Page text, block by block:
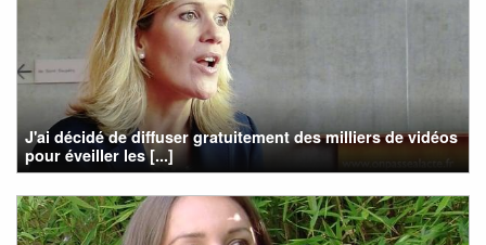
J'ai décidé de diffuser gratuitement des milliers de vidéos
pour éveiller les [...]